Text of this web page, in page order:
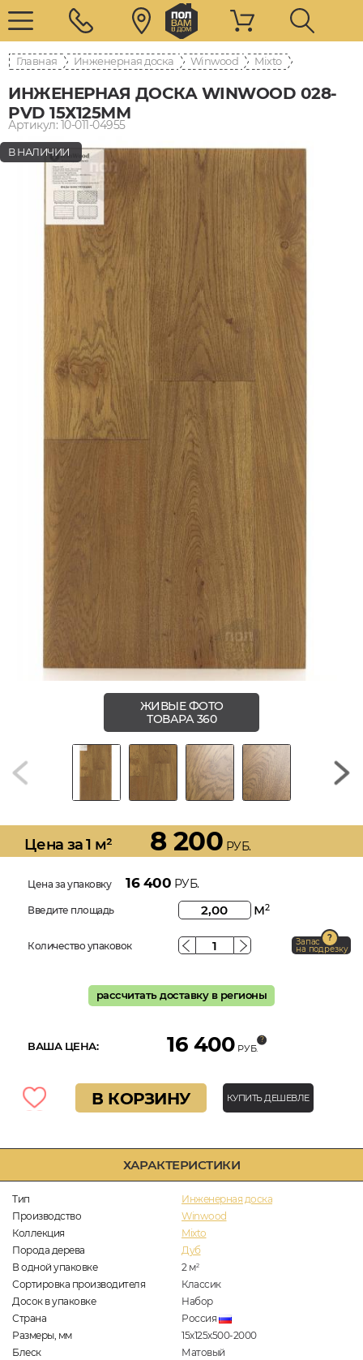
Главная Инженерная доска Winwood Mixto
ИНЖЕНЕРНАЯ ДОСКА WINWOOD 028-
PVD 15Х125ММ
Артикул: 10-011-04955
ХАРАКТЕРИСТИКИ
Тип
Инженерная доска
Производство
Winwood
Коллекция
Mixto
Порода дерева
Дуб
В одной упаковке
2 м2
Сортировка производителя
Классик
Досок в упаковке
Набор
Страна
Россия
Размеры, мм
15х125х500-2000
Блеск
Матовый
В НАЛИЧИИ
ЖИВЫЕ ФОТО
ТОВАРА 360
Цена за 1 м² 8 200 РУБ.
Цена за упаковку 16 400 РУБ.
Введите площадь м2
Количество упаковок Запас
на подрезку
рассчитать доставку в регионы
ВАША ЦЕНА: 16 400 РУБ.
В КОРЗИНУ КУПИТЬ ДЕШЕВЛЕ